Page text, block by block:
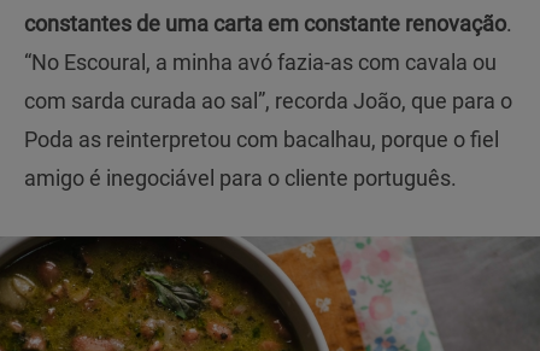
constantes de uma carta em constante renovação.
“No Escoural, a minha avó fazia-as com cavala ou
com sarda curada ao sal”, recorda João, que para o
Poda as reinterpretou com bacalhau, porque o fiel
amigo é inegociável para o cliente português.